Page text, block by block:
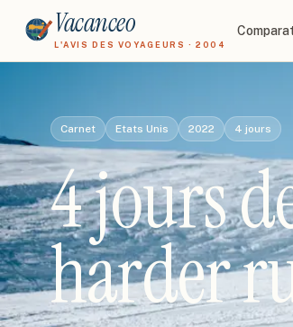
Vacanceo
L'AVIS DES VOYAGEURS · 2004
Carnet Etats Unis 2022 4 jours
4 jours
harder